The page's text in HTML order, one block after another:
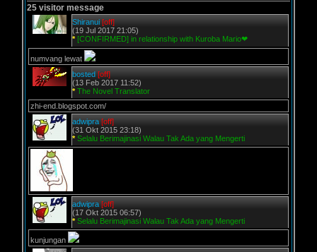
25 visitor message
Shiranui [off]
(19 Jul 2017 21:05)
* [CONFIRMED] in relationship with Kuroba Mario❤
numvang lewat
bosted [off]
(13 Feb 2017 11:52)
* The Novel Translator
zhi-end.blogspot.com/
adwipra [off]
(31 Okt 2015 23:18)
* Selalu Berimajinasi Walau Tak Ada yang Mengerti
adwipra [off]
(17 Okt 2015 06:57)
* Selalu Berimajinasi Walau Tak Ada yang Mengerti
kunjungan